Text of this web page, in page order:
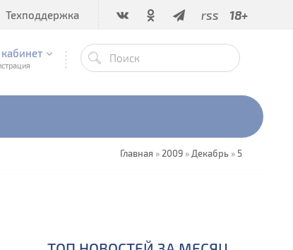
rss 18+
Техподдержка
Главная » 2009 » Декабрь » 5